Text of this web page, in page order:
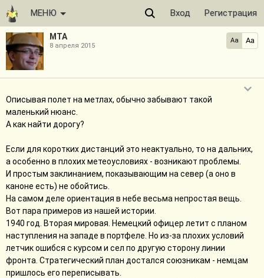
МЕНЮ Вход Регистрация
МТА
8 апреля 2015
Aa Aa
Описывая полет на метлах, обычно забывают такой
маленький нюанс.
А как найти дорогу?
Если для коротких дистанций это неактуально, то на дальних,
а особенно в плохих метеоусловиях - возникают проблемы.
И простым заклинанием, показывающим на север (а оно в
каноне есть) не обойтись.
На самом деле ориентация в небе весьма непростая вещь.
Вот пара примеров из нашей истории.
1940 год. Вторая мировая. Немецкий офицер летит с планом
наступления на западе в портфеле. Но из-за плохих условий
летчик ошибся с курсом и сел по другую сторону линии
фронта. Стратегический план достался союзникам - немцам
пришлось его переписывать.